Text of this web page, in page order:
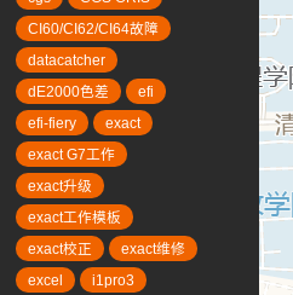
CI60/CI62/CI64故障
datacatcher
dE2000色差
efi
efi-fiery
exact
exact G7工作
exact升级
exact工作模板
exact校正
exact维修
excel
i1pro3